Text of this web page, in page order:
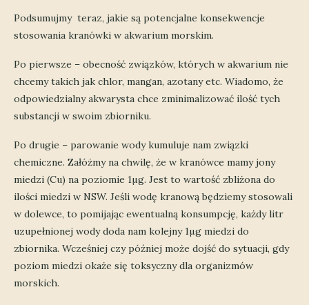
Podsumujmy teraz, jakie są potencjalne konsekwencje
stosowania kranówki w akwarium morskim.
Po pierwsze – obecność związków, których w akwarium nie
chcemy takich jak chlor, mangan, azotany etc. Wiadomo, że
odpowiedzialny akwarysta chce zminimalizować ilość tych
substancji w swoim zbiorniku.
Po drugie – parowanie wody kumuluje nam związki
chemiczne. Załóżmy na chwilę, że w kranówce mamy jony
miedzi (Cu) na poziomie 1µg. Jest to wartość zbliżona do
ilości miedzi w NSW. Jeśli wodę kranową będziemy stosowali
w dolewce, to pomijając ewentualną konsumpcję, każdy litr
uzupełnionej wody doda nam kolejny 1µg miedzi do
zbiornika. Wcześniej czy później może dojść do sytuacji, gdy
poziom miedzi okaże się toksyczny dla organizmów
morskich.